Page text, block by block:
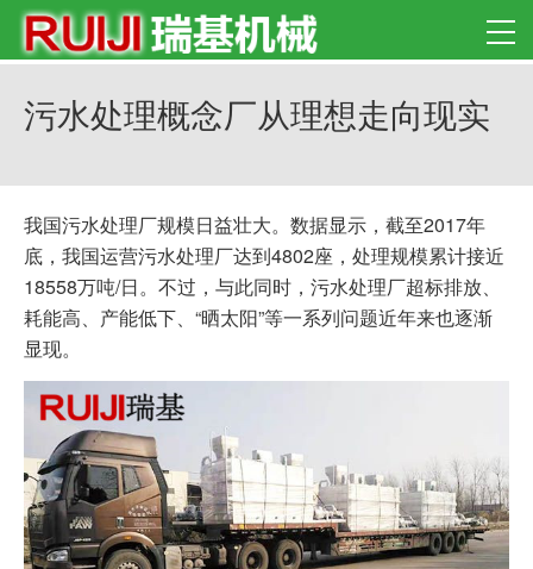
污水处理概念厂从理想走向现实
我国污水处理厂规模日益壮大。数据显示，截至2017年
底，我国运营污水处理厂达到4802座，处理规模累计接近
18558万吨/日。不过，与此同时，污水处理厂超标排放、
耗能高、产能低下、“晒太阳”等一系列问题近年来也逐渐
显现。